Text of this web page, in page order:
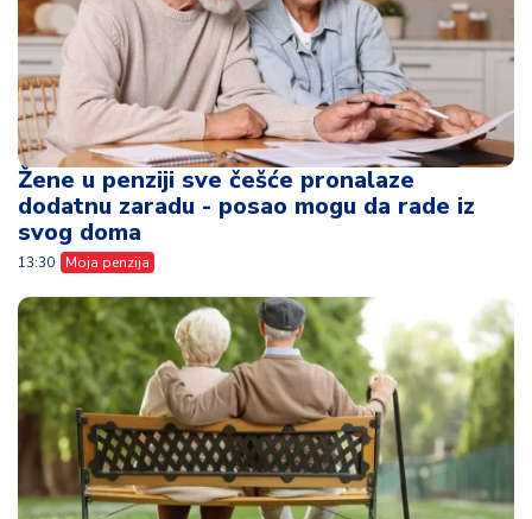
Žene u penziji sve češće pronalaze
dodatnu zaradu - posao mogu da rade iz
svog doma
13:30 Moja penzija